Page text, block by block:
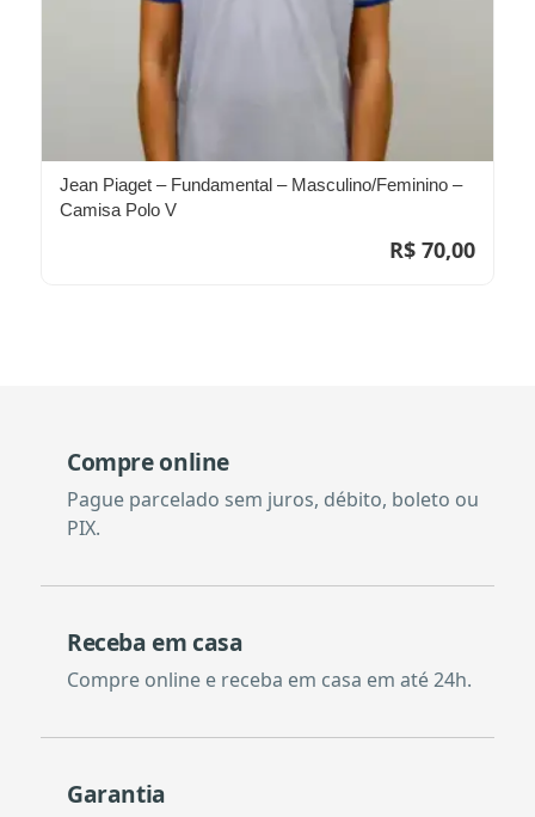
Jean Piaget – Fundamental – Masculino/Feminino –
Camisa Polo V
R$ 70,00
Compre online
Pague parcelado sem juros, débito, boleto ou
PIX.
Receba em casa
Compre online e receba em casa em até 24h.
Garantia